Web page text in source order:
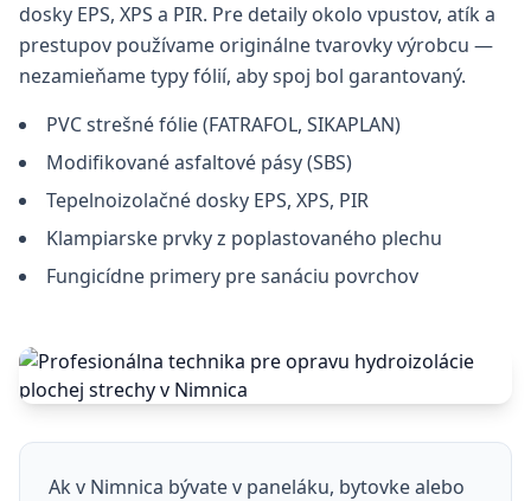
dosky EPS, XPS a PIR. Pre detaily okolo vpustov, atík a
prestupov používame originálne tvarovky výrobcu —
nezamieňame typy fólií, aby spoj bol garantovaný.
PVC strešné fólie (FATRAFOL, SIKAPLAN)
Modifikované asfaltové pásy (SBS)
Tepelnoizolačné dosky EPS, XPS, PIR
Klampiarske prvky z poplastovaného plechu
Fungicídne primery pre sanáciu povrchov
Ak v Nimnica bývate v paneláku, bytovke alebo